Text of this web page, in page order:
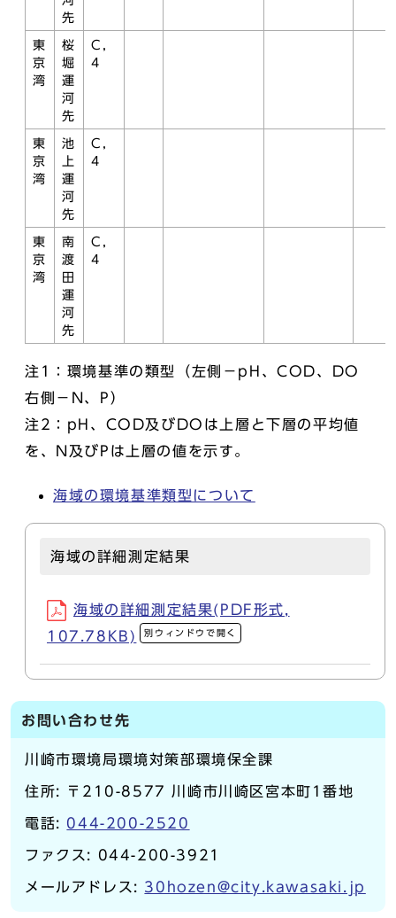
先
東
京
湾
桜
堀
運
河
先
C，
4
東
京
湾
池
上
運
河
先
C，
4
東
京
湾
南
渡
田
運
河
先
C，
4
注1：環境基準の類型（左側－pH、COD、DO
右側－N、P）
注2：pH、COD及びDOは上層と下層の平均値
を、N及びPは上層の値を示す。
海域の環境基準類型について
海域の詳細測定結果
海域の詳細測定結果(PDF形式,
107.78KB)
別ウィンドウで開く
お問い合わせ先
川崎市環境局環境対策部環境保全課
住所: 〒210-8577 川崎市川崎区宮本町1番地
電話: 044-200-2520
ファクス: 044-200-3921
メールアドレス: 30hozen@city.kawasaki.jp